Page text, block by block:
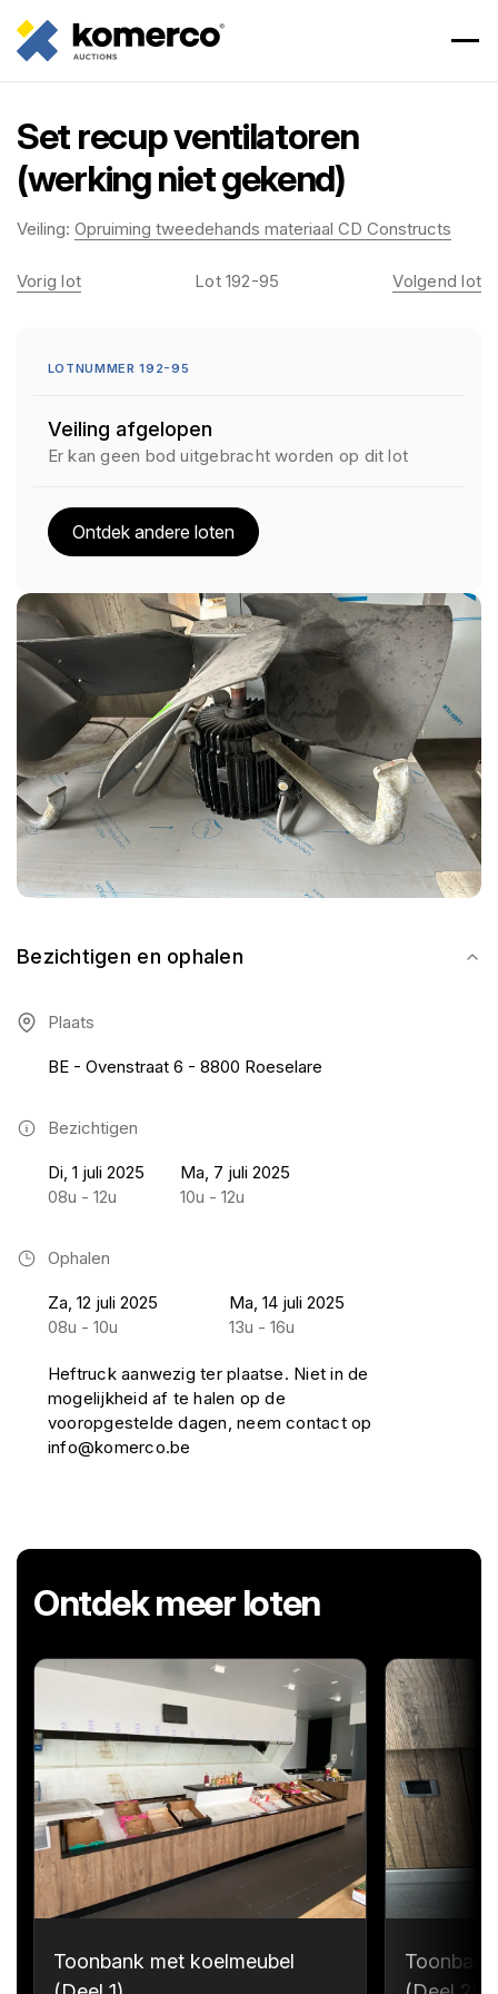
Set recup ventilatoren
(werking niet gekend)
Veiling: Opruiming tweedehands materiaal CD Constructs
Bezichtigen en ophalen
Plaats
BE - Ovenstraat 6 - 8800 Roeselare
Bezichtigen
Di, 1 juli 2025
08u - 12u
Ma, 7 juli 2025
10u - 12u
Ophalen
Za, 12 juli 2025
08u - 10u
Ma, 14 juli 2025
13u - 16u
Heftruck aanwezig ter plaatse. Niet in de
mogelijkheid af te halen op de
vooropgestelde dagen, neem contact op
info@komerco.be
Vorig lot Lot 192-95 Volgend lot
LOTNUMMER 192-95
Veiling afgelopen
Er kan geen bod uitgebracht worden op dit lot
Ontdek andere loten
Ontdek meer loten
Toonbank met koelmeubel